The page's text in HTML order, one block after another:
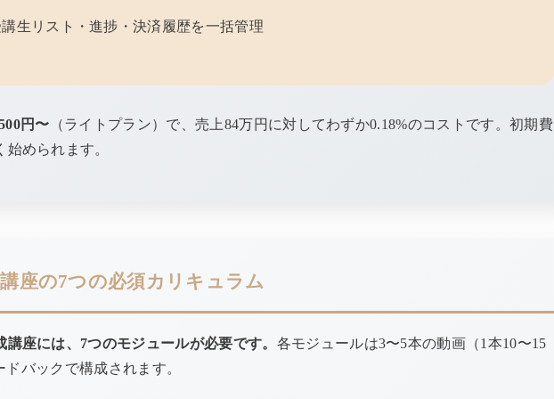
生リスト・進捗・決済履歴を一括管理
円〜 （ライトプラン）で、売上84万円に対してわずか0.18%のコストです。初期費
められます。
座の7つの必須カリキュラム
座には、7つのモジュールが必要です。 各モジュールは3〜5本の動画（1本10〜15
バックで構成されます。